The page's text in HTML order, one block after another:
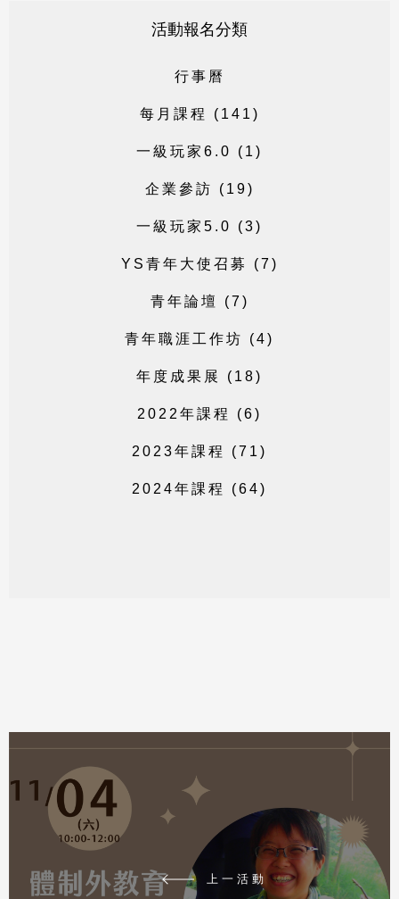
活動報名分類
行事 曆
每 月 課 程 ( 1 4 1 )
一 級 玩家 6 . 0 ( 1 )
企 業 參 訪 ( 1 9)
一 級 玩家 5 . 0 (3)
Y S 青年 大 使 召 募 (7 )
青年論壇 (7 )
青年職涯 工 作坊 (4)
年 度 成果 展 ( 1 8)
2 0 2 2 年課 程 (6)
2 0 2 3年課 程 (7 1 )
2 0 2 4年課 程 (64)
上一活動